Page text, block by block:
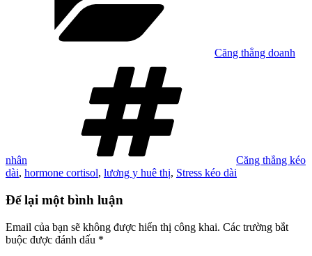
Căng thẳng doanh
nhân
Căng thẳng kéo
dài, hormone cortisol, lương y huê thị, Stress kéo dài
Để lại một bình luận
Email của bạn sẽ không được hiển thị công khai. Các trường bắt
buộc được đánh dấu *